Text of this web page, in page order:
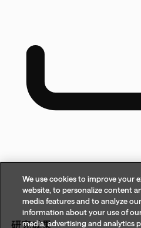
研究成果
We use cookies to improve your
website, to personalize content
media features and to analyze
information about your use of
media, advertising and analytics